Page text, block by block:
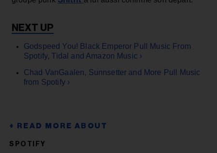
Godspeed You! Black Emperor Pull Music From
Spotify, Tidal and Amazon Music ›
Chad VanGaalen, Sunnsetter and More Pull Music
from Spotify ›
SPOTIFY